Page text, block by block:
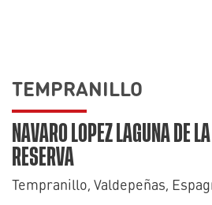
TEMPRANILLO
NAVARO LOPEZ LAGUNA DE
RESERVA
Tempranillo, Valdepeñas,